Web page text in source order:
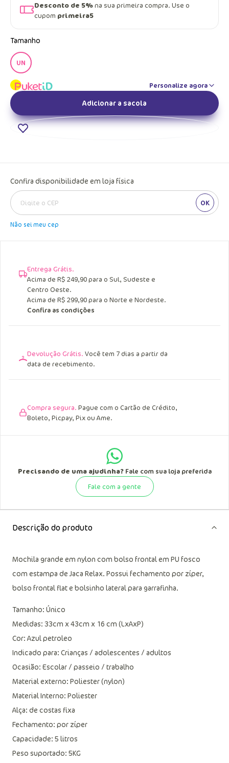
Desconto de 5%na sua primeira compra. Use o
cupom primeira5
Tamanho
UN
Personalize agora
Adicionar a sacola
Confira disponibilidade em loja física
OK
Não sei meu cep
Entrega Grátis.
Acima de R$ 249,90 para o Sul, Sudeste e
Centro Oeste.
Acima de R$ 299,90 para o Norte e Nordeste.
Confira as condições
Devolução Grátis. Você tem 7 dias a partir da
data de recebimento.
Compra segura. Pague com o Cartão de Crédito,
Boleto, Picpay, Pix ou Ame.
Precisando de uma ajudinha?Fale com sua loja preferida
Fale com a gente
Descrição do produto
Mochila grande em nylon com bolso frontal em PU fosco
com estampa de Jaca Relax. Possui fechamento por zíper,
bolso frontal flat e bolsinho lateral para garrafinha.
Tamanho: Único
Medidas: 33cm x 43cm x 16 cm (LxAxP)
Cor: Azul petroleo
Indicado para: Crianças / adolescentes / adultos
Ocasião: Escolar / passeio / trabalho
Material externo: Poliester (nylon)
Material Interno: Poliester
Alça: de costas fixa
Fechamento: por zíper
Capacidade: 5 litros
Peso suportado: 5KG